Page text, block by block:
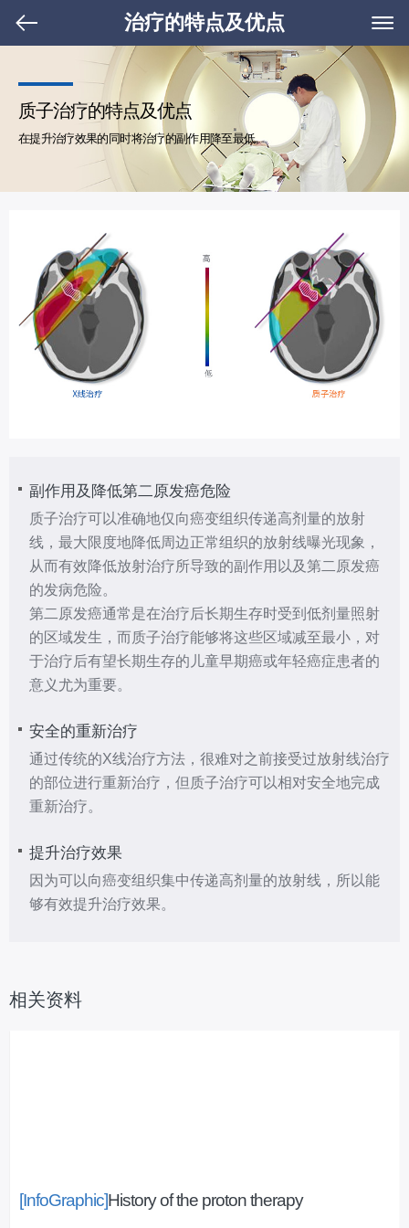
治疗的特点及优点
质子治疗的特点及优点
在提升治疗效果的同时将治疗的副作用降至最低。
副作用及降低第二原发癌危险
质子治疗可以准确地仅向癌变组织传递高剂量的放射
线，最大限度地降低周边正常组织的放射线曝光现象，
从而有效降低放射治疗所导致的副作用以及第二原发癌
的发病危险。
第二原发癌通常是在治疗后长期生存时受到低剂量照射
的区域发生，而质子治疗能够将这些区域减至最小，对
于治疗后有望长期生存的儿童早期癌或年轻癌症患者的
意义尤为重要。
安全的重新治疗
通过传统的X线治疗方法，很难对之前接受过放射线治疗
的部位进行重新治疗，但质子治疗可以相对安全地完成
重新治疗。
提升治疗效果
因为可以向癌变组织集中传递高剂量的放射线，所以能
够有效提升治疗效果。
相关资料
[InfoGraphic]History of the proton therapy